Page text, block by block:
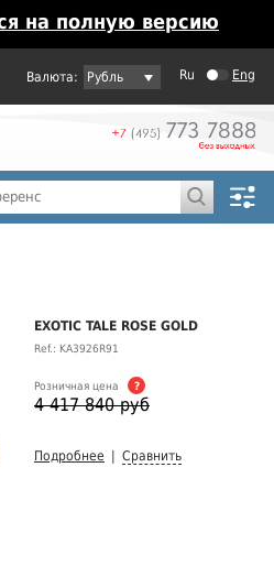
на полную версию
Рубль Ru Eng
EXOTIC TALE ROSE GOLD
Ref.: KA3926R91
Розничная цена ?
4 417 840 руб
Подробнее Сравнить